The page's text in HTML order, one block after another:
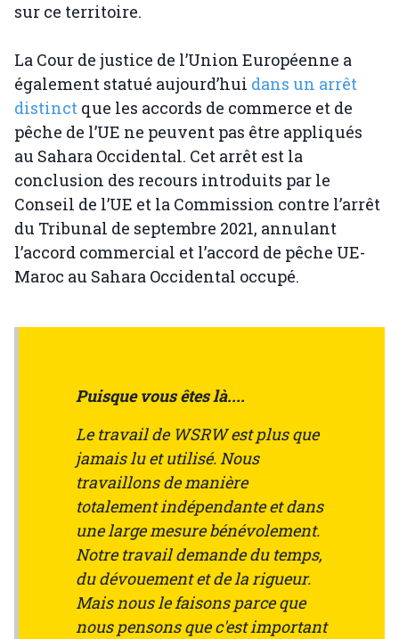
sur ce territoire.
La Cour de justice de l’Union Européenne a
également statué aujourd’hui dans un arrêt
distinct que les accords de commerce et de
pêche de l’UE ne peuvent pas être appliqués
au Sahara Occidental. Cet arrêt est la
conclusion des recours introduits par le
Conseil de l’UE et la Commission contre l’arrêt
du Tribunal de septembre 2021, annulant
l’accord commercial et l’accord de pêche UE-
Maroc au Sahara Occidental occupé.
Puisque vous êtes là....
Le travail de WSRW est plus que
jamais lu et utilisé. Nous
travaillons de manière
totalement indépendante et dans
une large mesure bénévolement.
Notre travail demande du temps,
du dévouement et de la rigueur.
Mais nous le faisons parce que
nous pensons que c'est important